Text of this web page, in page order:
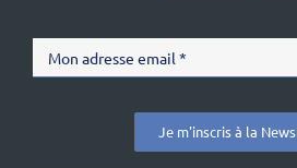
Je m'inscris à la